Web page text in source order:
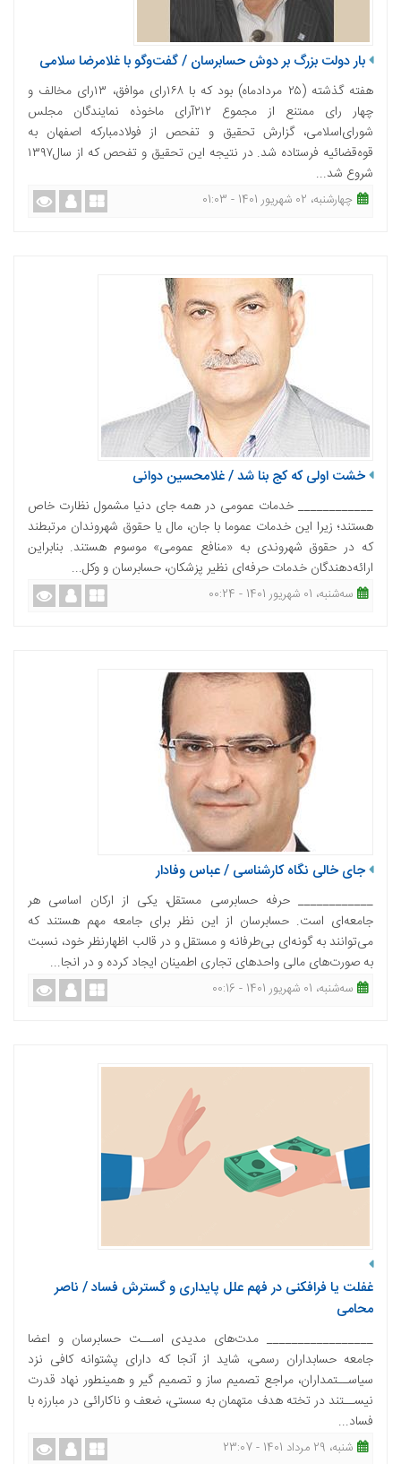
بار دولت بزرگ بر دوش حسابرسان / گفت‌وگو با غلامرضا سلامی
هفته گذشته (۲۵ مردادماه) بود که با ۱۶۸‌رای موافق، ۱۳‌رای مخالف و
چهار‌ رای ممتنع از مجموع ۲۱۲‌آرای ماخوذه نمایندگان مجلس
شورای‌اسلامی، گزارش تحقیق و تفحص از فولادمبارکه اصفهان به
قوه‌قضائیه فرستاده شد. در نتیجه این تحقیق و تفحص که از سال‌۱۳۹۷
شروع شد...
چهارشنبه، 02 شهریور 1401 - 01:03
خشت اولی که کج بنا شد / غلامحسین دوانی
____________ خدمات عمومی در همه جای دنیا مشمول نظارت خاص
هستند؛ زیرا این خدمات عموما با جان، مال یا حقوق شهروندان مرتبطند
که در حقوق شهروندی به «منافع عمومی» موسوم هستند. بنابراین
ارائه‌دهندگان خدمات حرفه‌ای نظیر پزشکان، حسابرسان و وکل...
ﺳﻪشنبه، 01 شهریور 1401 - 00:24
جای خالی نگاه کارشناسی / عباس وفادار
____________ حرفه حسابرسی مستقل، یکی از ارکان اساسی هر
جامعه‌‌‌ای است. حسابرسان از این نظر برای جامعه مهم هستند که
می‌‌‌توانند به گونه‌‌‌ای بی‌طرفانه و مستقل و در قالب اظهارنظر خود، نسبت
به صورت‌های مالی واحد‌های تجاری اطمینان ایجاد کرده و در انجا...
ﺳﻪشنبه، 01 شهریور 1401 - 00:16
غفلت یا فرافکنی در فهم علل پایداری و گسترش فساد / ناصر
محامی
_________________ مدت‌های مدیدی اســت حسابرسان و اعضا
جامعه حسابداران رسمی، شاید از آنجا که دارای پشتوانه کافی نزد
سیاســتمداران، مراجع تصمیم ساز و تصمیم گیر و همینطور نهاد قدرت
نیســتند در تخته هدف متهمان به سستی، ضعف و ناکارائی در مبارزه با
فساد...
شنبه، 29 مرداد 1401 - 23:07